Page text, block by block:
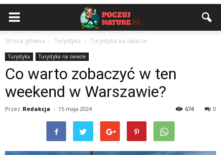
Strona główna Turystyka Turystyka na świecie
Turystyka Turystyka na świecie
Co warto zobaczyć w ten
weekend w Warszawie?
Przez Redakcja - 15 maja 2024 0
674